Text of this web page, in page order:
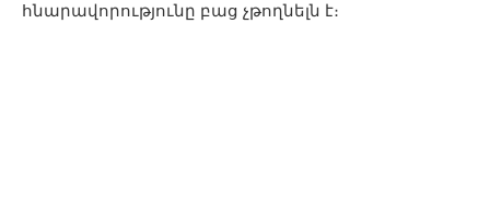
հնարավորությունը բաց չթողնելն է։